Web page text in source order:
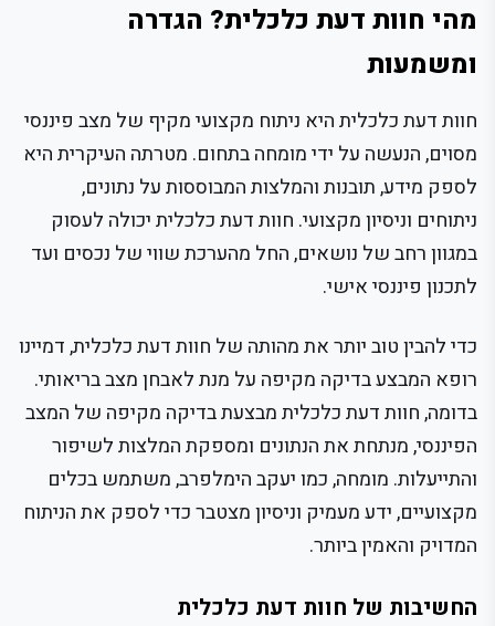
מהי חוות דעת כלכלית? הגדרה
ומשמעות
חוות דעת כלכלית היא ניתוח מקצועי מקיף של מצב פיננסי
מסוים, הנעשה על ידי מומחה בתחום. מטרתה העיקרית היא
לספק מידע, תובנות והמלצות המבוססות על נתונים,
ניתוחים וניסיון מקצועי. חוות דעת כלכלית יכולה לעסוק
במגוון רחב של נושאים, החל מהערכת שווי של נכסים ועד
לתכנון פיננסי אישי.
כדי להבין טוב יותר את מהותה של חוות דעת כלכלית, דמיינו
רופא המבצע בדיקה מקיפה על מנת לאבחן מצב בריאותי.
בדומה, חוות דעת כלכלית מבצעת בדיקה מקיפה של המצב
הפיננסי, מנתחת את הנתונים ומספקת המלצות לשיפור
והתייעלות. מומחה, כמו יעקב הימלפרב, משתמש בכלים
מקצועיים, ידע מעמיק וניסיון מצטבר כדי לספק את הניתוח
המדויק והאמין ביותר.
החשיבות של חוות דעת כלכלית